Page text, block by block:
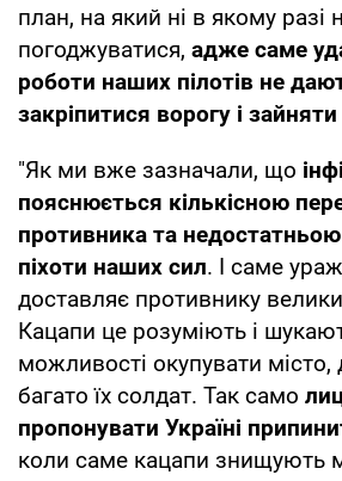
план, на який ні в якому
погоджуватися, адже саме
роботи наших пілотів не
закріпитися ворогу і
"Як ми вже зазначали, що
пояснюється кількісною
противника та недостатньою
піхоти наших сил. І саме
доставляє противнику
Кацапи це розуміють і
можливості окупувати
багато їх солдат. Так само
пропонувати Україні
коли саме кацапи знищують